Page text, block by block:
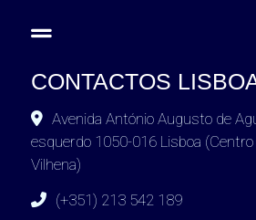
CONTACTOS
Avenida António Augusto de
esquerdo 1050-016 Lisboa
Vilhena)
(+351) 213 542 189